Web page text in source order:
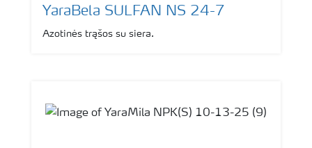
YaraBela SULFAN NS 24-7
Azotinės trąšos su siera.